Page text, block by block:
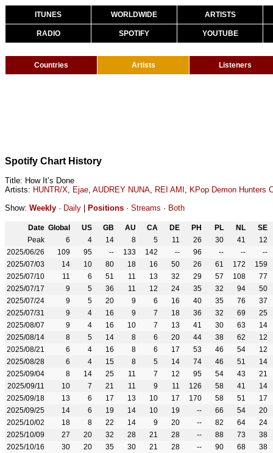
ITUNES WORLDWIDE ARTISTS
RADIO SPOTIFY YOUTUBE
Countries Artists Listeners
Spotify Chart History
Title: How It’s Done
Artists: HUNTR/X, Ejae, AUDREY NUNA, REI AMI , KPop Demon Hunters
Show: Weekly · Daily Positions · Streams · Both
Date Global US GB AU CA DE PH PL NL
SE
Peak
6 4 14 8 5 11 26 30 41
12
2025/06/26
109 95 -- 133 142 -- 96 -- --
--
2025/07/03
14 10 80 18 16 50 26 61 172
159
2025/07/10
11 6 51 11 13 32 29 57 108
77
2025/07/17
9 5 36 11 12 24 35 32 94
50
2025/07/24
9 5 20 9 6 16 40 35 76
37
2025/07/31
9 4 16 9 7 18 36 32 69
25
2025/08/07
9 4 16 10 7 13 41 30 63
14
2025/08/14
8 5 14 8 6 20 44 38 62
12
2025/08/21
6 4 16 8 6 17 53 46 54
12
2025/08/28
6 4 15 8 5 14 74 46 51
14
2025/09/04
8 14 25 11 7 12 95 54 43
21
2025/09/11
10 7 21 11 9 11 126 58 41
14
2025/09/18
13 6 17 13 10 17 170 58 51
17
2025/09/25
14 6 19 14 10 19 -- 66 54
20
2025/10/02
18 8 22 14 9 20 -- 82 64
24
2025/10/09
27 20 32 28 21 28 -- 88 73
38
2025/10/16
30 20 35 30 21 28 -- 90 68
38